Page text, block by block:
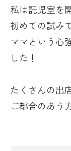
私は託児室を
初めての試み
ママという心
した！
たくさんの出
ご都合のあう